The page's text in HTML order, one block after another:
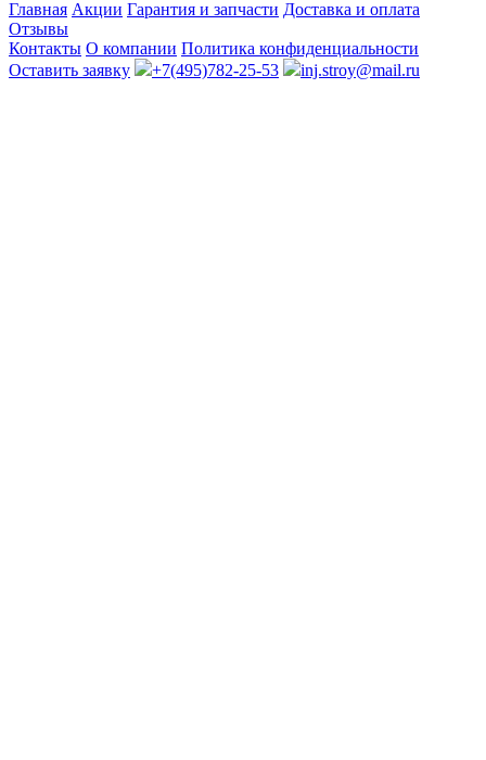
Главная Акции Гарантия и запчасти Доставка и оплата
Отзывы
Контакты О компании Политика конфиденциальности
Оставить заявку
+7(495)782-25-53 inj.stroy@mail.ru